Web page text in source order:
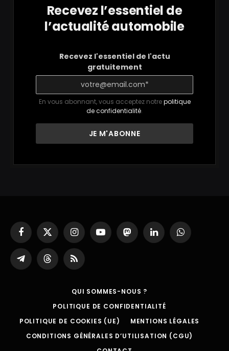
Recevez l’essentiel de
l’actualité automobile
Recevez l'essentiel de l'actu
gratuitement
En vous abonnant, vous acceptez notrepolitique
de confidentialité.
Facebook
X
(Twitter)
InstagramYouTubeMastodonLinkedInWhatsApp
Partager
sur
ThreadsRSS
QUI SOMMES-NOUS ?
POLITIQUE DE CONFIDENTIALITÉ
POLITIQUE DE COOKIES (UE)
MENTIONS LÉGALES
CONDITIONS GÉNÉRALES D’UTILISATION (CGU)